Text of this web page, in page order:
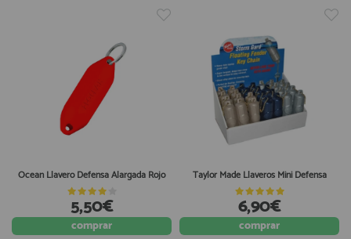
Ocean Llavero Defensa Alargada Rojo
5,50€
comprar
Taylor Made Llaveros Mini Defensa
6,90€
comprar